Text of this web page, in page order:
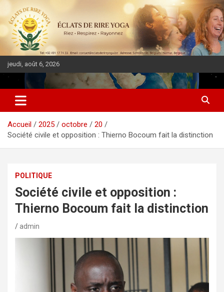
jeudi, août 6, 2026
DIASPORA PULSE
Accueil 2025 octobre
20
Société civile et opposition : Thierno Bocoum fait la distinction
POLITIQUE
Société civile et opposition :
Thierno Bocoum fait la distinction
admin